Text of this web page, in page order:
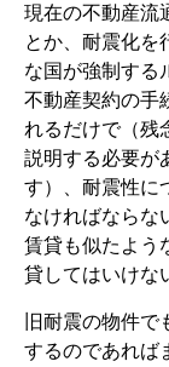
現在の不動産流
とか、耐震化を
な国が強制する
不動産契約の手
れるだけで（残
説明する必要が
す）、耐震性に
なければならな
賃貸も似たよう
貸してはいけな
旧耐震の物件
するのであれば